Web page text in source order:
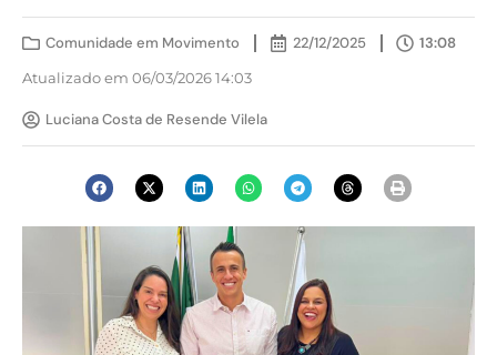
Comunidade em Movimento 22/12/2025 13:08
Atualizado em 06/03/2026 14:03
Luciana Costa de Resende Vilela